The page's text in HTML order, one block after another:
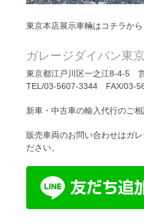
東京本店展示車輛はコチラか
ガレージダイバン東
東京都江戸川区一之江8-4-5
TEL/03-5607-3344 FAX/03-
新車・中古車の輸入代行のご
販売車両のお問い合わせはガ
ださい。